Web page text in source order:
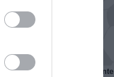
il Marsiglia senza presidente